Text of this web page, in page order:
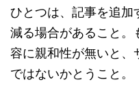
ひとつは、記事を追加
減る場合があること。
容に親和性が無いと、
ではないかとうこと。